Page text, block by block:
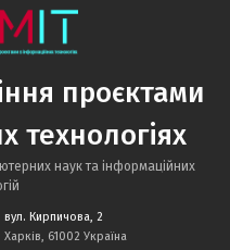
проєктами
технологіях
наук та інформаційних
вул. Кирпичова, 2
Харків, 61002 Україна